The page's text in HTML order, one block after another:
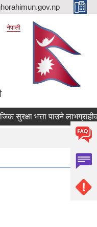
नेपाली
सुरक्षा भत्ता पाउने लाभग्राहीको